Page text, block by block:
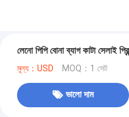
লেনো পিপি বোনা ব্যাগ কাটা সেলাই
মূল্য：USD MOQ：1 সেট
ভালো দাম